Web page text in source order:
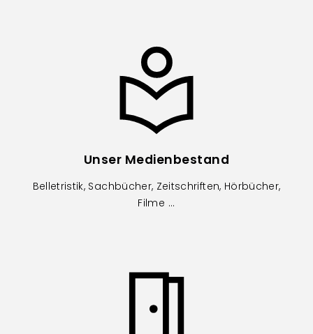
Unser Medienbestand
Belletristik, Sachbücher, Zeitschriften, Hörbücher,
Filme ...